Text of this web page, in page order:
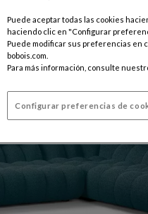
Puede aceptar todas las cookies
haciendo clic en "Configurar
Puede modificar sus preferencias en
bobois.com.
Para más información, consulte
Configurar preferencias de